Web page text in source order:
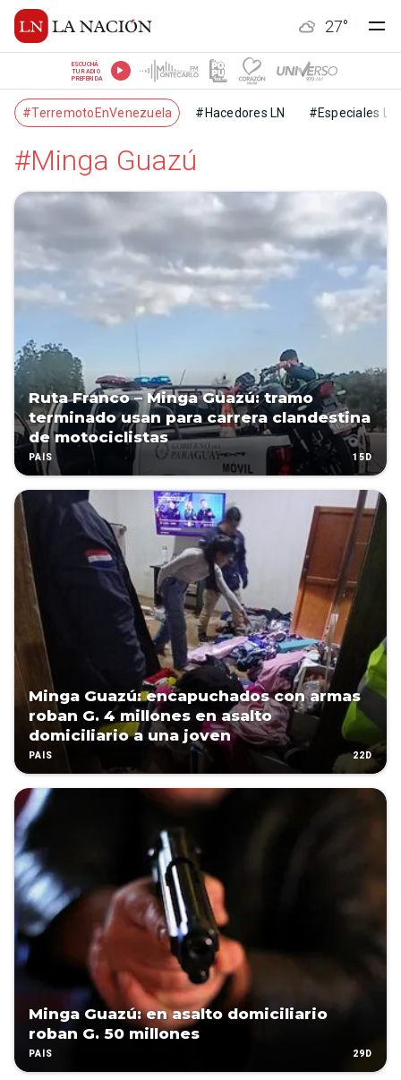
27°
ESCUCHÁ
TU RADIO
PREFERIDA
#TerremotoEnVenezuela #Hacedores LN #Especiales LN
#Minga Guazú
Ruta Franco – Minga Guazú: tramo
terminado usan para carrera clandestina
de motociclistas
PAÍS 15D
Minga Guazú: encapuchados con armas
roban G. 4 millones en asalto
domiciliario a una joven
PAÍS 22D
Minga Guazú: en asalto domiciliario
roban G. 50 millones
PAÍS 29D